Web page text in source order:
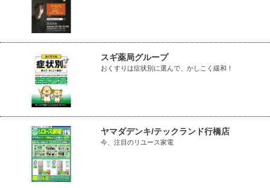
スギ薬局グループ
おくすりは症状別に選んで、かしこく緩和！
ヤマダデンキ/テックランド行橋店
今、注目のリユース家電